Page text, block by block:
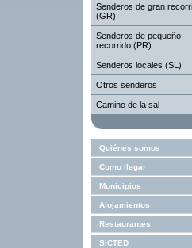
Senderos de gran
(GR)
Senderos de pequeño
recorrido (PR)
Senderos locales (SL)
Otros senderos
Camino de la sal
Quiénes somos
Como llegar
Municipios
Alojamientos
Restaurantes
SICTED